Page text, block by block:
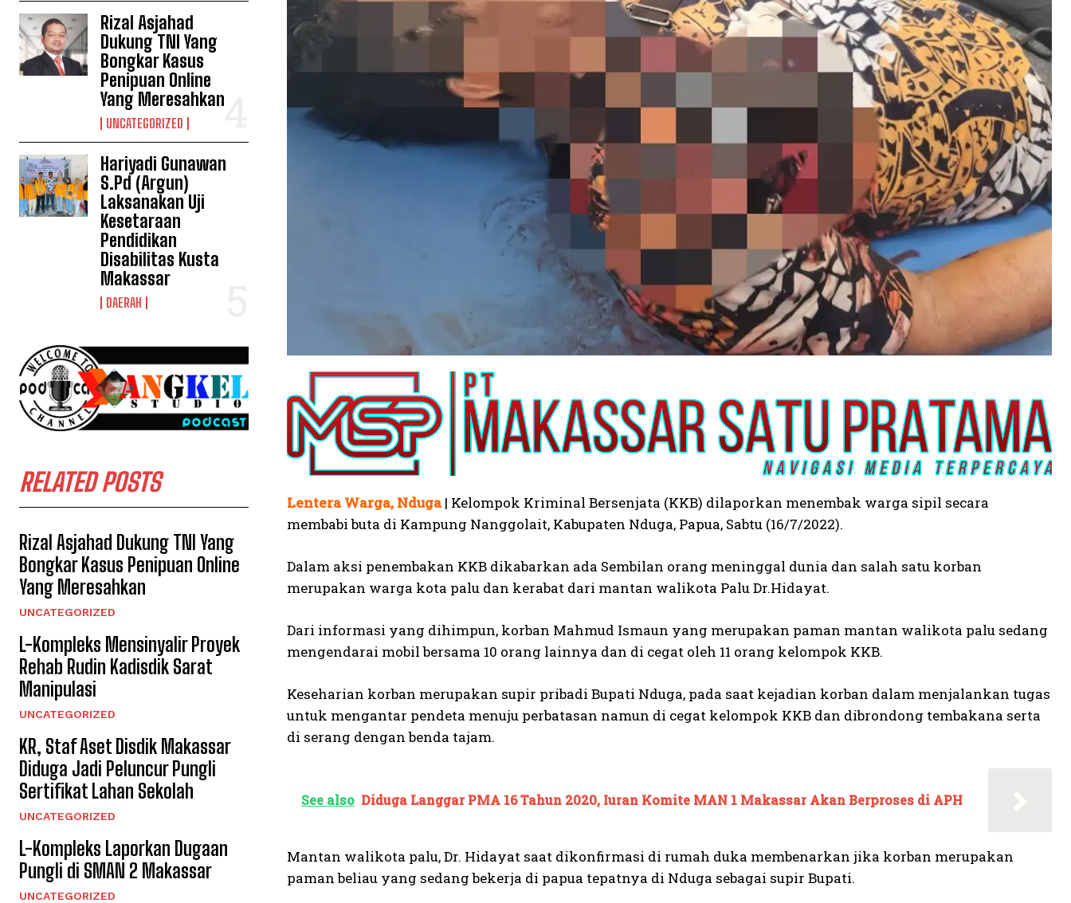
See also
Indonesia Tak Perlu Khawatir Jadi
Pasien IMF kembali Seperti Akhir Era Orde Baru
Rizal Asjahad
Dukung TNI Yang
Bongkar Kasus
Penipuan Online
Yang Meresahkan
UNCATEGORIZED
Hariyadi Gunawan
S.Pd (Argun)
Laksanakan Uji
Kesetaraan
Pendidikan
Disabilitas Kusta
Makassar
DAERAH
RELATED POSTS
Rizal Asjahad Dukung TNI Yang
Bongkar Kasus Penipuan Online
Yang Meresahkan
UNCATEGORIZED
L-Kompleks Mensinyalir Proyek
Rehab Rudin Kadisdik Sarat
Manipulasi
UNCATEGORIZED
KR, Staf Aset Disdik Makassar
Diduga Jadi Peluncur Pungli
Sertifikat Lahan Sekolah
UNCATEGORIZED
L-Kompleks Laporkan Dugaan
Pungli di SMAN 2 Makassar
UNCATEGORIZED
Lentera Warga, Nduga| Kelompok Kriminal Bersenjata (KKB) dilaporkan menembak warga sipil secara
membabi buta di Kampung Nanggolait, Kabupaten Nduga, Papua, Sabtu (16/7/2022).
Dalam aksi penembakan KKB dikabarkan ada Sembilan orang meninggal dunia dan salah satu korban
merupakan warga kota palu dan kerabat dari mantan walikota Palu Dr.Hidayat.
Dari informasi yang dihimpun, korban Mahmud Ismaun yang merupakan paman mantan walikota palu sedang
mengendarai mobil bersama 10 orang lainnya dan di cegat oleh 11 orang kelompok KKB.
Keseharian korban merupakan supir pribadi Bupati Nduga, pada saat kejadian korban dalam menjalankan tugas
untuk mengantar pendeta menuju perbatasan namun di cegat kelompok KKB dan dibrondong tembakana serta
di serang dengan benda tajam.
See also Diduga Langgar PMA 16 Tahun 2020, Iuran Komite MAN 1 Makassar Akan Berproses di APH
Mantan walikota palu, Dr. Hidayat saat dikonfirmasi di rumah duka membenarkan jika korban merupakan
paman beliau yang sedang bekerja di papua tepatnya di Nduga sebagai supir Bupati.